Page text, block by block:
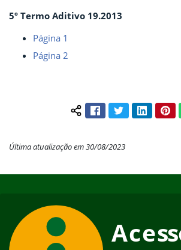
5º Termo Aditivo 19.2013
Página 1
Página 2
Compartilhar conteúdo:
FacebookTwitterLinkedIn
Última atualização em 30/08/2023